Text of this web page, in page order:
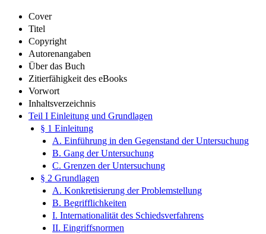
Cover
Titel
Copyright
Autorenangaben
Über das Buch
Zitierfähigkeit des eBooks
Vorwort
Inhaltsverzeichnis
Teil I Einleitung und Grundlagen
§ 1 Einleitung
A. Einführung in den Gegenstand der Untersuchung
B. Gang der Untersuchung
C. Grenzen der Untersuchung
§ 2 Grundlagen
A. Konkretisierung der Problemstellung
B. Begrifflichkeiten
I. Internationalität des Schiedsverfahrens
II. Eingriffsnormen